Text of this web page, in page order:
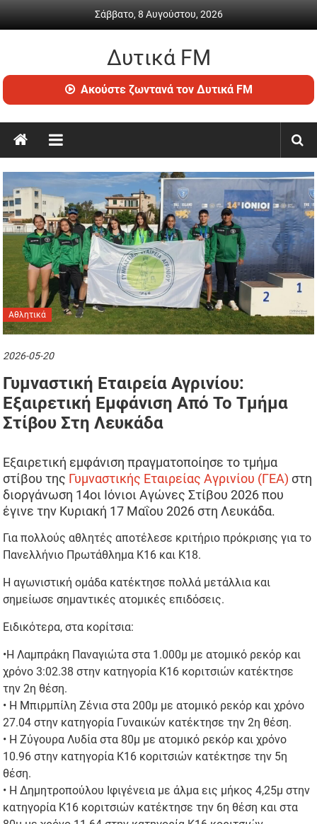
Σάββατο, 8 Αυγούστου, 2026
Δυτικά FM
Ραδιόφωνο
•
ενημέρωση
Ακούστε ζωντανά τον Δυτικά FM
Αθλητικά
2026-05-20
Γυμναστική Εταιρεία Αγρινίου:
Εξαιρετική Εμφάνιση Από Το Τμήμα
Στίβου Στη Λευκάδα
Eξαιρετική εμφάνιση πραγματοποίησε το τμήμα
στίβου της Γυμναστικής Εταιρείας Αγρινίου (ΓΕΑ) στη
διοργάνωση 14οι Ιόνιοι Αγώνες Στίβου 2026 που
έγινε την Κυριακή 17 Μαΐου 2026 στη Λευκάδα.
Για πολλούς αθλητές αποτέλεσε κριτήριο πρόκρισης για το
Πανελλήνιο Πρωτάθλημα Κ16 και Κ18.
Η αγωνιστική ομάδα κατέκτησε πολλά μετάλλια και
σημείωσε σημαντικές ατομικές επιδόσεις.
Ειδικότερα, στα κορίτσια:
•Η Λαμπράκη Παναγιώτα στα 1.000μ με ατομικό ρεκόρ και
χρόνο 3:02.38 στην κατηγορία Κ16 κοριτσιών κατέκτησε
την 2η θέση.
• Η Μπιρμπίλη Ζένια στα 200μ με ατομικό ρεκόρ και χρόνο
27.04 στην κατηγορία Γυναικών κατέκτησε την 2η θέση.
• Η Ζύγουρα Λυδία στα 80μ με ατομικό ρεκόρ και χρόνο
10.96 στην κατηγορία Κ16 κοριτσιών κατέκτησε την 5η
θέση.
• Η Δημητροπούλου Ιφιγένεια με άλμα εις μήκος 4,25μ στην
κατηγορία Κ16 κοριτσιών κατέκτησε την 6η θέση και στα